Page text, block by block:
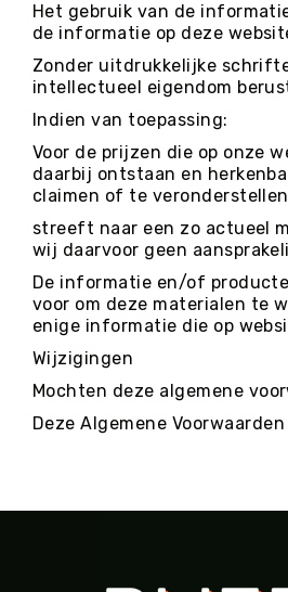
U
C
A
T
E
K
I
N
D
E
O
P
V
A
G
R
E
Het gebruik van de
de informatie op deze
Zonder uitdrukkelijke
intellectueel eigendom
Indien van toepassing:
Voor de prijzen die op onze
daarbij ontstaan en
claimen of te
streeft naar een zo actueel
wij daarvoor geen
De informatie en/of
voor om deze materialen te
enige informatie die op
Wijzigingen
Mochten deze algemene
Deze Algemene